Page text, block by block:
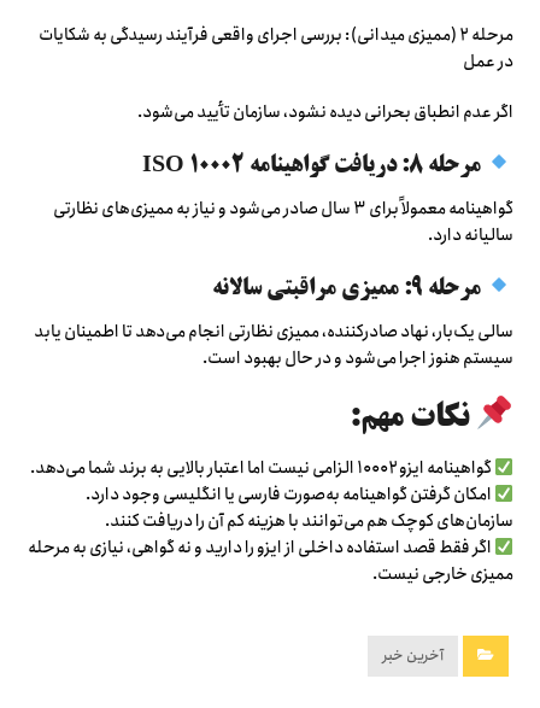
مرحله ۲ (ممیزی میدانی): بررسی اجرای واقعی فرآیند رسیدگی به شکایات
در عمل
اگر عدم انطباق بحرانی دیده نشود، سازمان تأیید می‌شود.
مرحله ۸: دریافت گواهینامه ISO 10002
گواهینامه معمولاً برای ۳ سال صادر می‌شود و نیاز به ممیزی‌های نظارتی
سالیانه دارد.
مرحله ۹: ممیزی مراقبتی سالانه
سالی یک‌بار، نهاد صادرکننده، ممیزی نظارتی انجام می‌دهد تا اطمینان یابد
سیستم هنوز اجرا می‌شود و در حال بهبود است.
نکات مهم:
گواهینامه ایزو ۱۰۰۰۲ الزامی نیست اما اعتبار بالایی به برند شما می‌دهد.
امکان گرفتن گواهینامه به‌صورت فارسی یا انگلیسی وجود دارد.
سازمان‌های کوچک هم می‌توانند با هزینه کم آن را دریافت کنند.
اگر فقط قصد استفاده داخلی از ایزو را دارید و نه گواهی، نیازی به مرحله
ممیزی خارجی نیست.
آخرین خبر